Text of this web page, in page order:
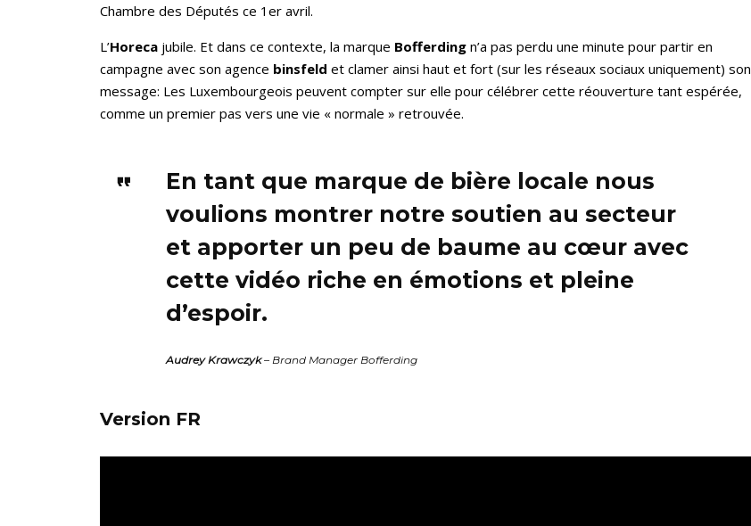
Chambre des Députés ce 1er avril.
L’Horeca jubile. Et dans ce contexte, la marque Bofferding n’a pas perdu une minute pour partir en
campagne avec son agence binsfeld et clamer ainsi haut et fort (sur les réseaux sociaux uniquement) son
message: Les Luxembourgeois peuvent compter sur elle pour célébrer cette réouverture tant espérée,
comme un premier pas vers une vie « normale » retrouvée.
En tant que marque de bière locale nous
voulions montrer notre soutien au secteur
et apporter un peu de baume au cœur avec
cette vidéo riche en émotions et pleine
d’espoir.
Audrey Krawczyk– Brand Manager Bofferding
Version FR